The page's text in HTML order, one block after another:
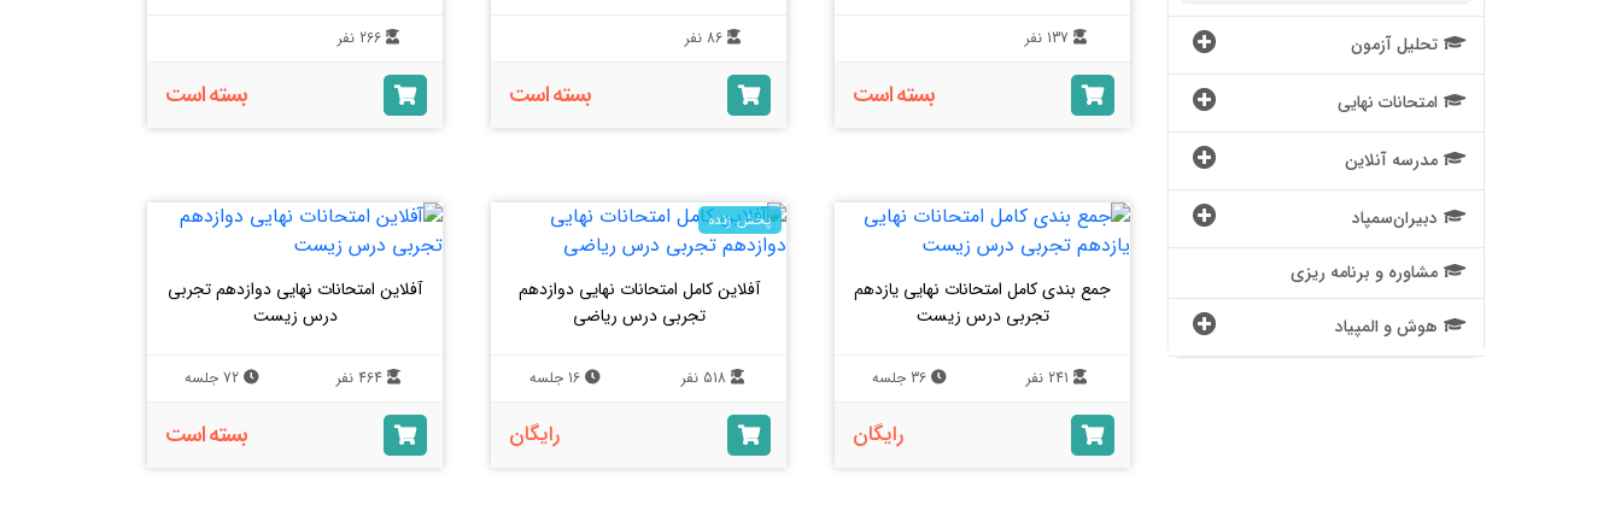
تحلیل آزمون
امتحانات نهایی
مدرسه آنلاین
دبیران‌سمپاد
مشاوره و برنامه ریزی
هوش و المپیاد
137 نفر
بسته است
86 نفر
بسته است
266 نفر
بسته است
جمع بندی کامل امتحانات نهایی یازدهم
تجربی درس زیست
241 نفر 36 جلسه
رایگان
آفلاین کامل امتحانات نهایی دوازدهم
تجربی درس ریاضی
پخش زنده
518 نفر 16 جلسه
رایگان
آفلاین امتحانات نهایی دوازدهم تجربی
درس زیست
464 نفر 72 جلسه
بسته است